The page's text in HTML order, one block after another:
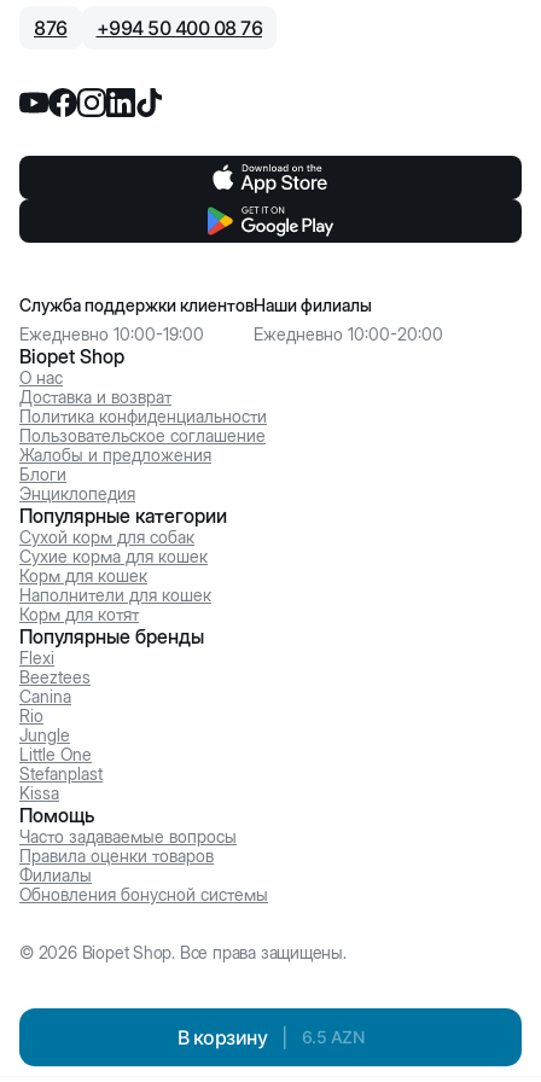
В корзину 6.5 AZN
876 +994 50 400 08 76
Biopet Shop
О нас
Доставка и возврат
Политика конфиденциальности
Пользовательское соглашение
Жалобы и предложения
Блоги
Энциклопедия
Служба поддержки клиентов
Ежедневно 10:00-19:00
Наши филиалы
Ежедневно 10:00-20:00
Популярные категории
Сухой корм для собак
Сухие корма для кошек
Корм для кошек
Наполнители для кошек
Корм для котят
Популярные бренды
Flexi
Beeztees
Canina
Rio
Jungle
Little One
Stefanplast
Kissa
Помощь
Часто задаваемые вопросы
Правила оценки товаров
Филиалы
Обновления бонусной системы
© 2026Biopet Shop. Все права защищены.